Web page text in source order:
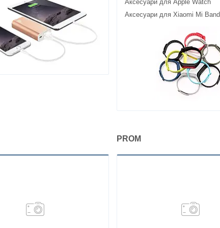
Аксесуари для Apple Watch
Аксесуари для Xiaomi Mi Band
PROM